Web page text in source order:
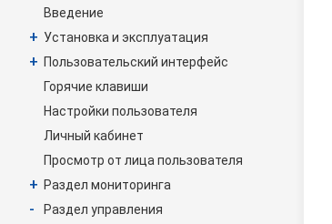
Введение
+ Установка и эксплуатация
+ Пользовательский интерфейс
Горячие клавиши
Настройки пользователя
Личный кабинет
Просмотр от лица пользователя
+ Раздел мониторинга
- Раздел управления